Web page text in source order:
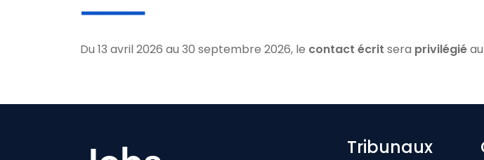
Du 13 avril 2026 au 30 septembre 2026, le contact écrit sera privilégié
Footer-
Tribunaux